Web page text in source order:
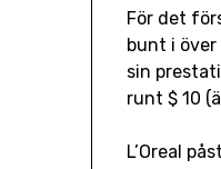
För det
bunt i
sin
runt $ 10
L’Oreal